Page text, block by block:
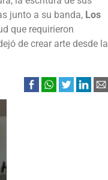
junto a su banda, Los
que requirieron
de crear arte desde la